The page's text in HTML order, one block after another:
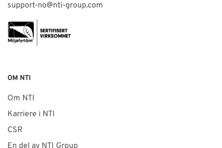
support-no@nti-group.com
OM NTI
Om NTI
Karriere i NTI
CSR
En del av NTI Group